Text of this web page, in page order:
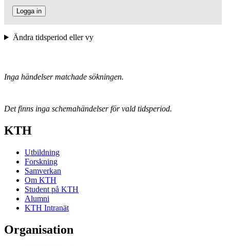
Logga in
Ändra tidsperiod eller vy
Inga händelser matchade sökningen.
Det finns inga schemahändelser för vald tidsperiod.
KTH
Utbildning
Forskning
Samverkan
Om KTH
Student på KTH
Alumni
KTH Intranät
Organisation